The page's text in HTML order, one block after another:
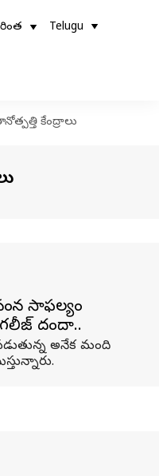
Telugu
కేంద్రాలు
సాఫల్యం
గలీజ్ దందా..
అనేక మంది